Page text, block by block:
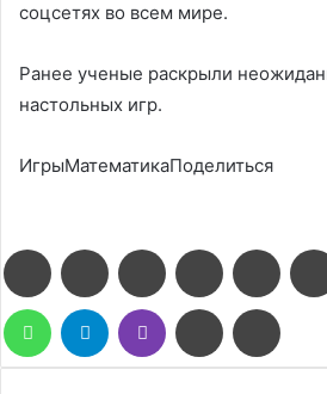
соцсетях во всем мире.
Ранее ученые раскрыли
настольных игр.
ИгрыМатематикаПоделиться
FacebookTwitter LinkedIn Pinterest Reddit
WhatsAppTelegram Viber
Поделиться
через
электронную